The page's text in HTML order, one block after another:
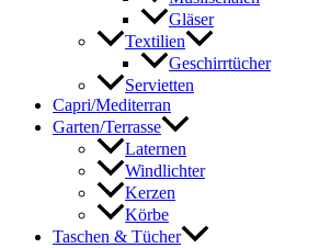
Gläser
Textilien
Geschirrtücher
Servietten
Capri/Mediterran
Garten/Terrasse
Laternen
Windlichter
Kerzen
Körbe
Taschen & Tücher